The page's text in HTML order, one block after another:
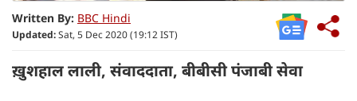
Written By: BBC Hindi
Updated:Sat, 5 Dec 2020 (19:12 IST)
ख़ुशहाल लाली, संवाददाता, बीबीसी पंजाबी सेवा